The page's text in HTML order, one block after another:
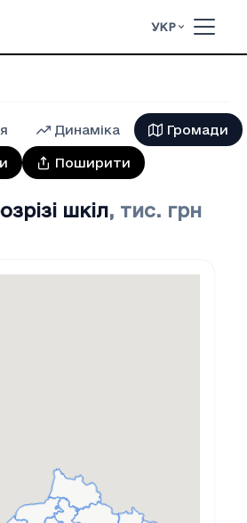
УКР
Динаміка Громади
Поширити
шкіл, тис. грн